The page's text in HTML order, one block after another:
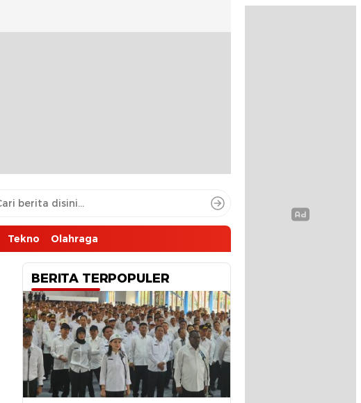
Tekno Olahraga
BERITA TERPOPULER